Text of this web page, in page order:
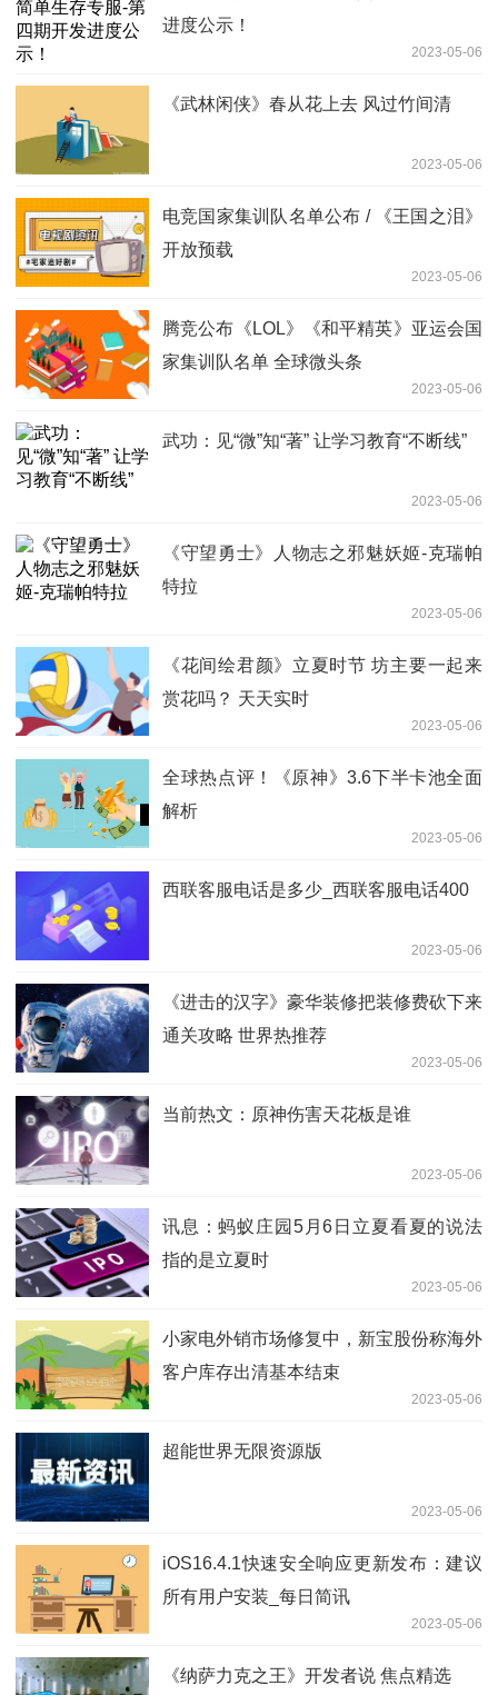
进度公示！
2023-05-06
《武林闲侠》春从花上去 风过竹间清
2023-05-06
电竞国家集训队名单公布 / 《王国之泪》
开放预载
2023-05-06
腾竞公布《LOL》《和平精英》亚运会国
家集训队名单 全球微头条
2023-05-06
武功：见“微”知“著” 让学习教育“不断线”
2023-05-06
《守望勇士》人物志之邪魅妖姬-克瑞帕
特拉
2023-05-06
《花间绘君颜》立夏时节 坊主要一起来
赏花吗？ 天天实时
2023-05-06
全球热点评！《原神》3.6下半卡池全面
解析
2023-05-06
西联客服电话是多少_西联客服电话400
2023-05-06
《进击的汉字》豪华装修把装修费砍下来
通关攻略 世界热推荐
2023-05-06
当前热文：原神伤害天花板是谁
2023-05-06
讯息：蚂蚁庄园5月6日立夏看夏的说法
指的是立夏时
2023-05-06
小家电外销市场修复中，新宝股份称海外
客户库存出清基本结束
2023-05-06
超能世界无限资源版
2023-05-06
iOS16.4.1快速安全响应更新发布：建议
所有用户安装_每日简讯
2023-05-06
《纳萨力克之王》开发者说 焦点精选